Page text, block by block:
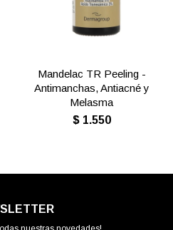
Mandelac TR Peeling -
Antimanchas, Antiacné y
Melasma
$ 1.550